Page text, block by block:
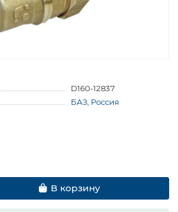
D160-12837
БАЗ, Россия
В корзину